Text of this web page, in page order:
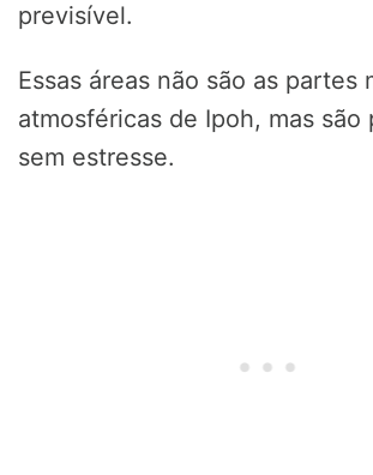
previsível.
Essas áreas não são as partes
atmosféricas de Ipoh, mas são
sem estresse.